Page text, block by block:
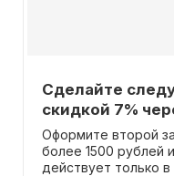
Сделайте
скидкой 7%
Оформите второй
более 1500 рублей
действует только